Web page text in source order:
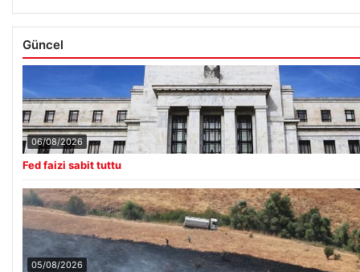
Güncel
06/08/2026
Fed faizi sabit tuttu
05/08/2026